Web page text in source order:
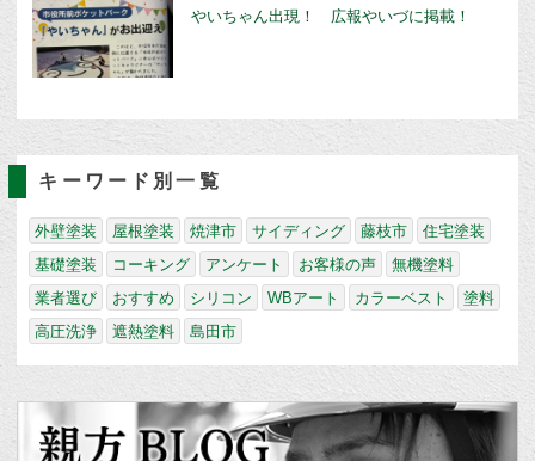
やいちゃん出現！ 広報やいづに掲載！
キーワード別一覧
外壁塗装 屋根塗装 焼津市 サイディング 藤枝市
住宅塗装
基礎塗装
コーキング アンケート お客様の声
無機塗料
業者選び
おすすめ シリコン WBアート カラーベスト
塗料
高圧洗浄
遮熱塗料 島田市